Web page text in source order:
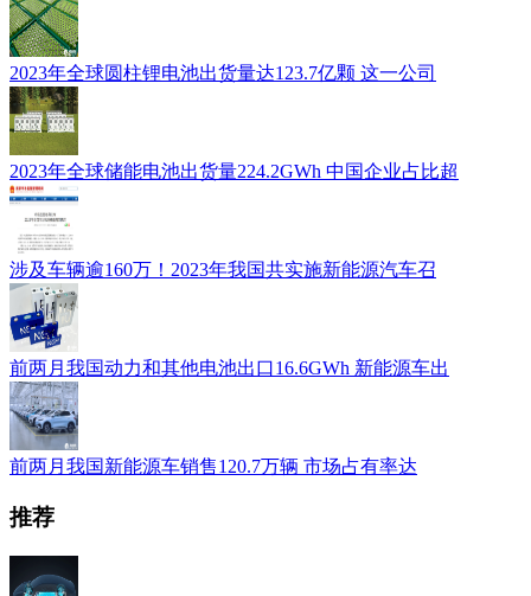
2023年全球圆柱锂电池出货量达123.7亿颗 这一公司
2023年全球储能电池出货量224.2GWh 中国企业占比超
涉及车辆逾160万！2023年我国共实施新能源汽车召
前两月我国动力和其他电池出口16.6GWh 新能源车出
前两月我国新能源车销售120.7万辆 市场占有率达
推荐